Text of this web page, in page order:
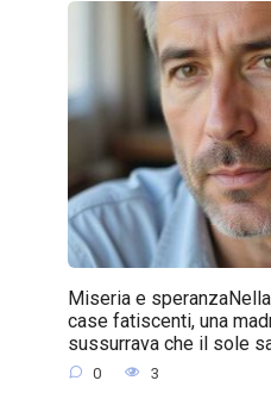
Miseria e
case fatiscenti, una
sussurrava che il sole
0 3